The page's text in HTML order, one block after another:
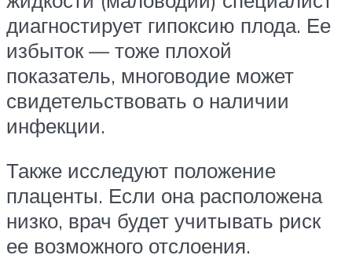
диагностирует гипоксию плода. Ее
избыток — тоже плохой
показатель, многоводие может
свидетельствовать о наличии
инфекции.
Также исследуют положение
плаценты. Если она расположена
низко, врач будет учитывать риск
ее возможного отслоения.